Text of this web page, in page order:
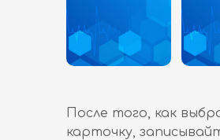
После того, как
карточку,